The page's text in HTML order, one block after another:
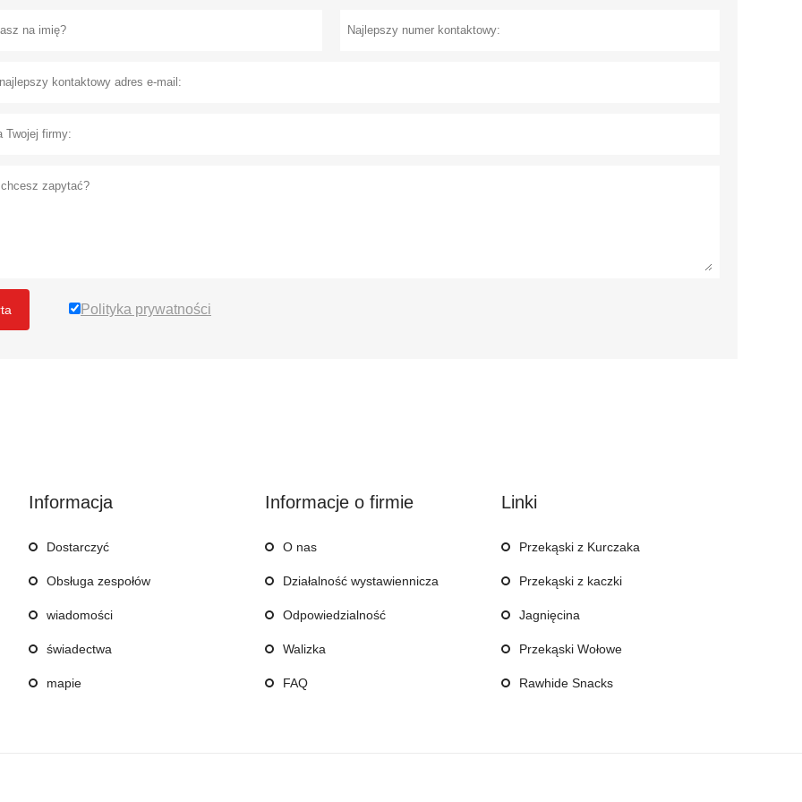
Polityka prywatności
Informacja
Dostarczyć
Obsługa zespołów
wiadomości
świadectwa
mapie
Informacje o firmie
O nas
Działalność wystawiennicza
Odpowiedzialność
Walizka
FAQ
Linki
Przekąski z Kurczaka
Przekąski z kaczki
Jagnięcina
Przekąski Wołowe
Rawhide Snacks